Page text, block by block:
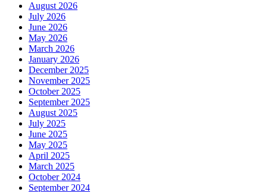
August 2026
July 2026
June 2026
May 2026
March 2026
January 2026
December 2025
November 2025
October 2025
September 2025
August 2025
July 2025
June 2025
May 2025
April 2025
March 2025
October 2024
September 2024